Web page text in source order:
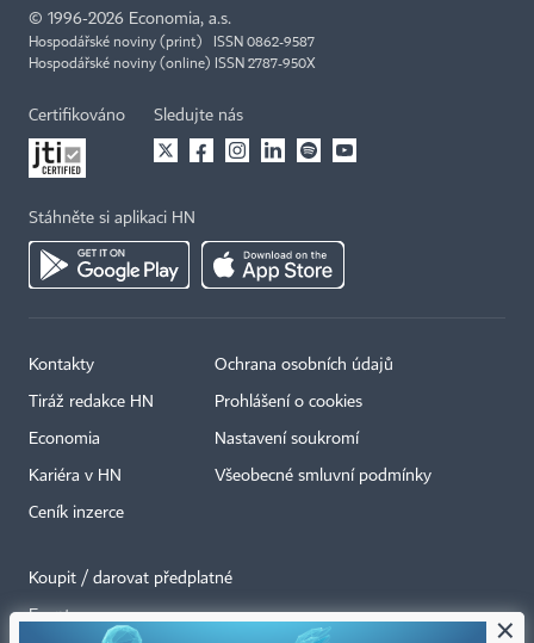
© 1996-2026 Economia, a.s.
Hospodářské noviny (print) ISSN 0862-9587
Hospodářské noviny (online) ISSN 2787-950X
Certifikováno Sledujte nás
Stáhněte si aplikaci HN
Kontakty
Tiráž redakce HN
Economia
Kariéra v HN
Ceník inzerce
Ochrana osobních údajů
Prohlášení o cookies
Nastavení soukromí
Všeobecné smluvní podmínky
Koupit / darovat předplatné
Eventy ×